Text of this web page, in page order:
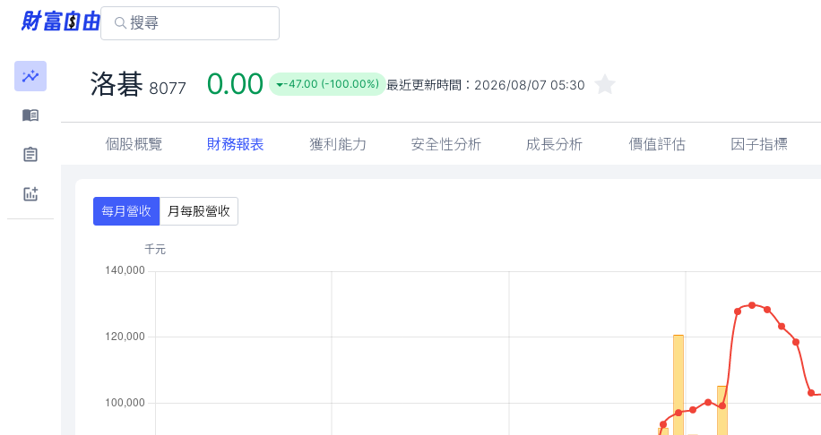
洛碁 8077 0.00 -47.00 (-100.00%) 最近更新時間： 2026/08/07 05:30
個股概覽 財務報表 獲利能力 安全性分析 成長分析 價值評估 因子指標
每月營收 月每股營收